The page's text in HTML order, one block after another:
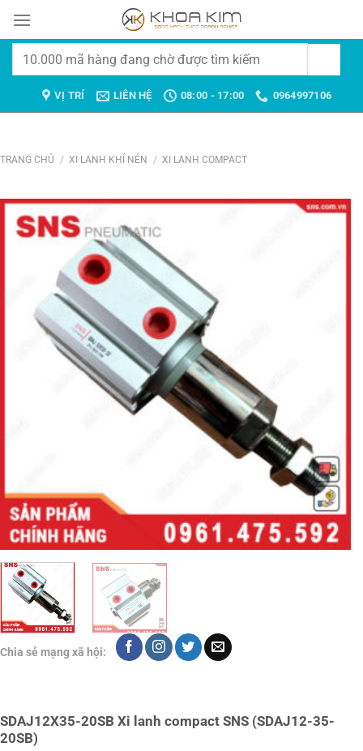
đến
Tìm
VỊ TRÍ LIÊN HỆ 08:00 - 17:00 0964997106
TRANG CHỦ / XI LANH KHÍ NÉN / XI LANH COMPACT
Chia sẻ mạng xã hội:
SDAJ12X35-20SB Xi lanh compact SNS (SDAJ12-35-
20SB)